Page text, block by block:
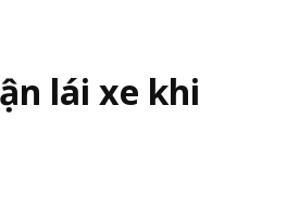
lái xe khi